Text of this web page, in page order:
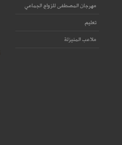
مهرجان المصطفى للزواج الجماعي
تعليم
ملاعب المنيزلة